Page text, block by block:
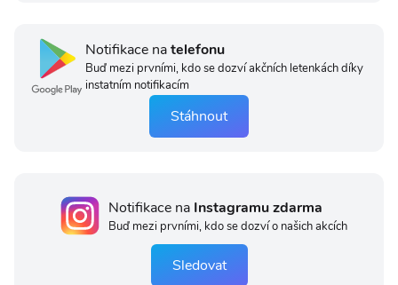
Notifikace natelefonu
Buď mezi prvními, kdo se dozví akčních letenkách díky
instatním notifikacím
Stáhnout
Notifikace na Instagramu zdarma
Buď mezi prvními, kdo se dozví o našich akcích
Sledovat